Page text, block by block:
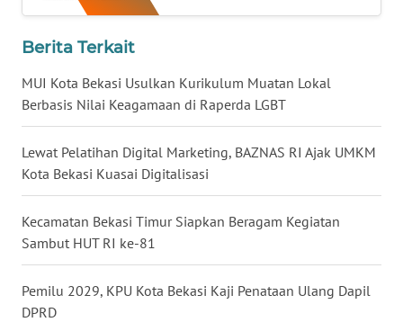
Berita Terkait
MUI Kota Bekasi Usulkan Kurikulum Muatan Lokal
Berbasis Nilai Keagamaan di Raperda LGBT
Lewat Pelatihan Digital Marketing, BAZNAS RI Ajak UMKM
Kota Bekasi Kuasai Digitalisasi
Kecamatan Bekasi Timur Siapkan Beragam Kegiatan
Sambut HUT RI ke-81
Pemilu 2029, KPU Kota Bekasi Kaji Penataan Ulang Dapil
DPRD
LANGKAT
WN
SELATAN
TANJUNG
LESUNG
WN
KARO
WN
SIMALUNGUN